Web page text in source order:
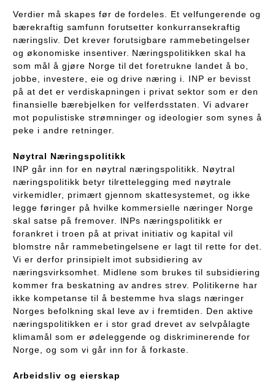
Verdier må skapes før de fordeles. Et velfungerende og
bærekraftig samfunn forutsetter konkurransekraftig
næringsliv. Det krever forutsigbare rammebetingelser
og økonomiske insentiver. Næringspolitikken skal ha
som mål å gjøre Norge til det foretrukne landet å bo,
jobbe, investere, eie og drive næring i. INP er bevisst
på at det er verdiskapningen i privat sektor som er den
finansielle bærebjelken for velferdsstaten. Vi advarer
mot populistiske strømninger og ideologier som synes å
peke i andre retninger.
Nøytral Næringspolitikk
INP går inn for en nøytral næringspolitikk. Nøytral
næringspolitikk betyr tilrettelegging med nøytrale
virkemidler, primært gjennom skattesystemet, og ikke
legge føringer på hvilke kommersielle næringer Norge
skal satse på fremover. INPs næringspolitikk er
forankret i troen på at privat initiativ og kapital vil
blomstre når rammebetingelsene er lagt til rette for det.
Vi er derfor prinsipielt imot subsidiering av
næringsvirksomhet. Midlene som brukes til subsidiering
kommer fra beskatning av andres strev. Politikerne har
ikke kompetanse til å bestemme hva slags næringer
Norges befolkning skal leve av i fremtiden. Den aktive
næringspolitikken er i stor grad drevet av selvpålagte
klimamål som er ødeleggende og diskriminerende for
Norge, og som vi går inn for å forkaste.
Arbeidsliv og eierskap